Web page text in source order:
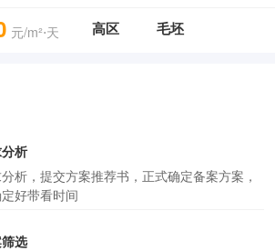
元/m²⋅天 高区 毛坯
析
析，提交方案推荐书，正式确定备案方案，
好带看时间
选